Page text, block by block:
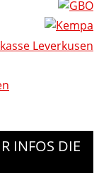
INFOS DIE